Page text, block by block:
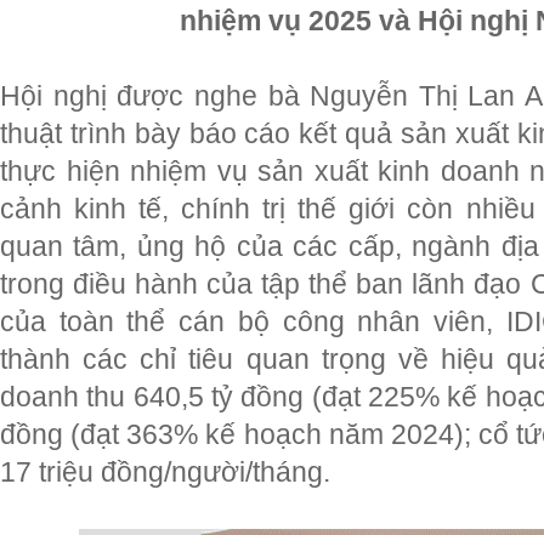
nhiệm vụ 2025 và Hội nghị
Hội nghị được nghe bà Nguyễn Thị Lan
thuật trình bày báo cáo kết quả sản xuất
thực hiện nhiệm vụ sản xuất kinh doanh
cảnh kinh tế, chính trị thế giới còn
quan tâm, ủng hộ của các cấp, ngành
trong điều hành của tập thể ban lãnh đạo
của toàn thể cán bộ công nhân viên,
thành các chỉ tiêu quan trọng về hiệu
doanh thu 640,5 tỷ đồng (đạt 225% kế
đồng (đạt 363% kế hoạch năm 2024); cổ
17 triệu đồng/người/tháng.